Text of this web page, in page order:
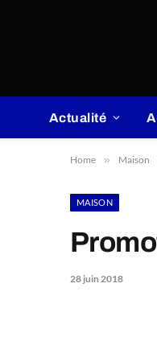
Actualité
Home » Maison
MAISON
28 juin 2018